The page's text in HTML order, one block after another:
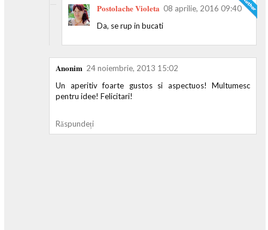
Postolache Violeta 08 aprilie, 2016 09:40
Da, se rup in bucati
Anonim 24 noiembrie, 2013 15:02
Un aperitiv foarte gustos si aspectuos! Multumesc
pentru idee! Felicitari!
Răspundeți